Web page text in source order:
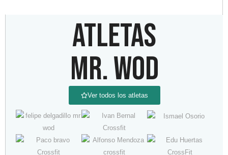
ATLETAS
MR. WOD
Ver todos los atletas